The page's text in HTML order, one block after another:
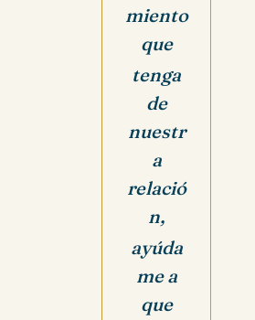
miento
que
tenga
de
nuestr
a
relació
n,
ayúda
me a
que